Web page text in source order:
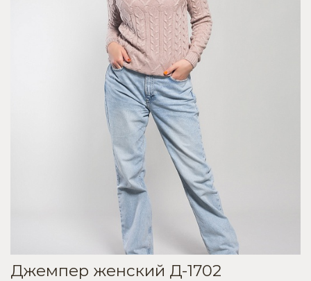
Джемпер женский Д-1702